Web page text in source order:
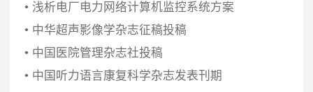
• 浅析电厂电力网络计算机监控系统方案
• 中华超声影像学杂志征稿投稿
• 中国医院管理杂志社投稿
• 中国听力语言康复科学杂志发表刊期